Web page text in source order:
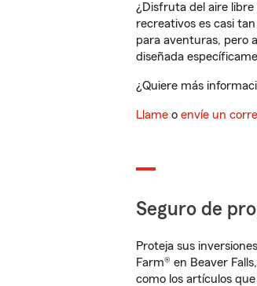
¿Disfruta del aire libre
recreativos es casi
para aventuras, pero
diseñada
¿Quiere más
Llame o envíe un
Seguro de
Proteja sus
Farm® en Beaver
como los artículos que